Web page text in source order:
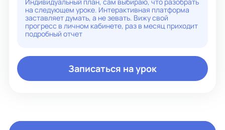
на следующем уроке. Интерактивная платформа
заставляет думать, а не зевать. Вижу свой
прогресс в личном кабинете, раз в месяц приходит
подробный отчет
Записаться на урок